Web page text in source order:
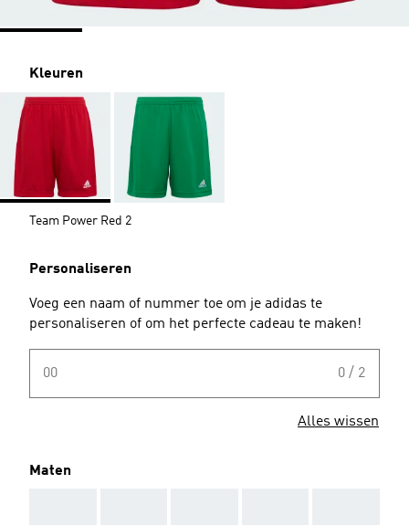
Kleuren
Team Power Red 2
Personaliseren
Voeg een naam of nummer toe om je adidas te
personaliseren of om het perfecte cadeau te maken!
00 0 / 2
Alles wissen
Maten